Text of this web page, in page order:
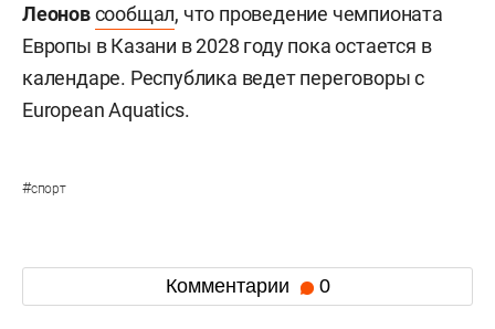
Леоновсообщал, что проведение чемпионата
Европы в Казани в 2028 году пока остается в
календаре. Республика ведет переговоры с
European Aquatics.
#спорт
Комментарии 0